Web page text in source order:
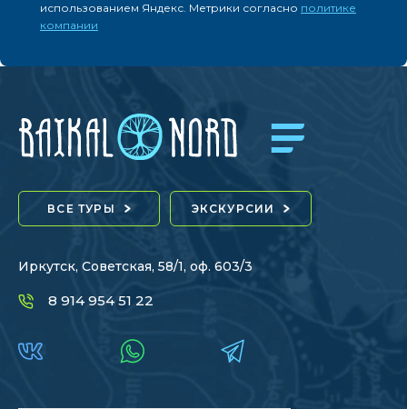
использованием Яндекс. Метрики согласно политике
компании
ВСЕ ТУРЫ ЭКСКУРСИИ
Иркутск, Советская, 58/1, оф. 603/3
8 914 954 51 22